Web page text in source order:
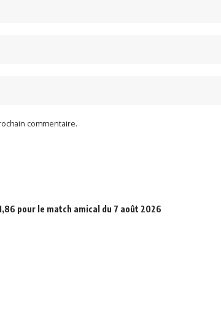
commentaire.
pour le match amical du 7 août 2026